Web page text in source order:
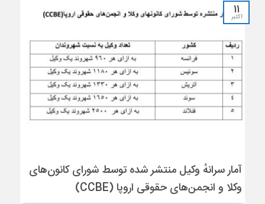
11
اکتبر
آمار سرانهٔ وکیل منتشر شده توسط شورای کانون‌های
وکلا و انجمن‌های حقوقی اروپا (CCBE)